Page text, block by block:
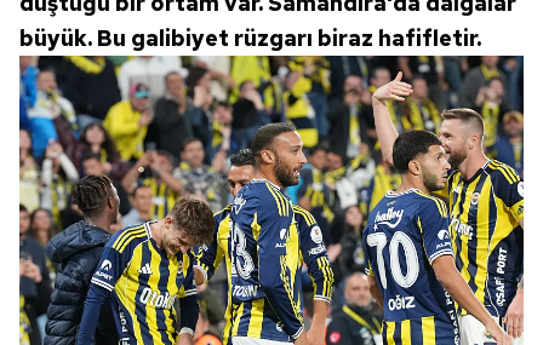
büyük. Bu galibiyet rüzgarı biraz hafifletir.